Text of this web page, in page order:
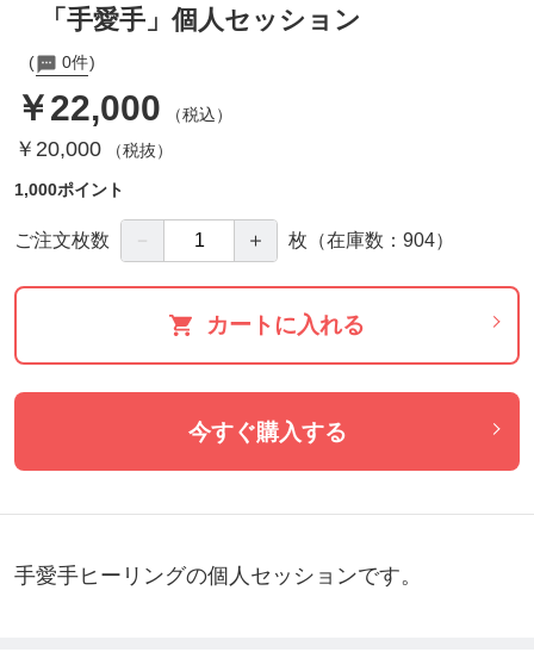
「手愛手」個人セッション
0件
￥22,000 （税込）
￥20,000（税抜）
1,000ポイント
ご注文枚数 － ＋ 枚 （在庫数：904）
カートに入れる
今すぐ購入する
手愛手ヒーリングの個人セッションです。